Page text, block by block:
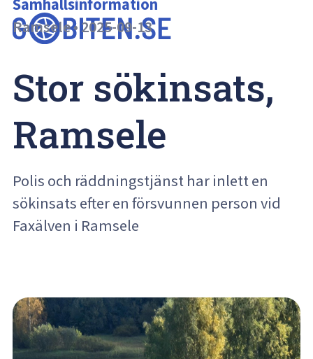
Samhällsinformation
Ramsele•2025-09-13
Stor sökinsats,
Ramsele
Polis och räddningstjänst har inlett en
sökinsats efter en försvunnen person vid
Faxälven i Ramsele